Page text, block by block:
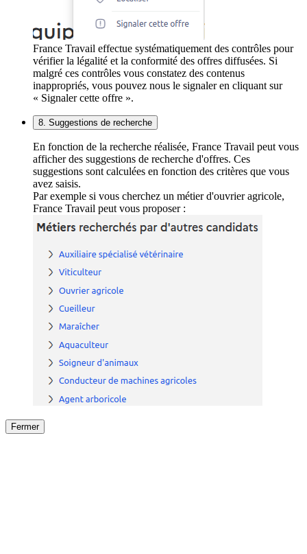
France Travail effectue systématiquement des contrôles pour
vérifier la légalité et la conformité des offres diffusées. Si
malgré ces contrôles vous constatez des contenus
inappropriés, vous pouvez nous le signaler en cliquant sur
« Signaler cette offre ».
8. Suggestions de recherche
En fonction de la recherche réalisée, France Travail peut vous
afficher des suggestions de recherche d'offres. Ces
suggestions sont calculées en fonction des critères que vous
avez saisis.
Par exemple si vous cherchez un métier d'ouvrier agricole,
France Travail peut vous proposer :
Fermer